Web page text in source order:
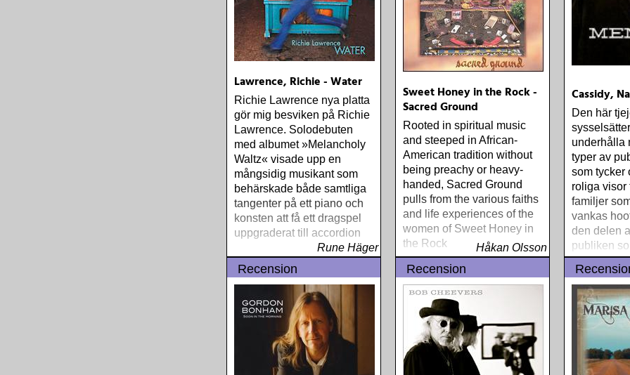
Lawrence, Richie - Water
Richie Lawrence nya platta
gör mig besviken på Richie
Lawrence. Solodebuten
med albumet »Melancholy
Waltz« visade upp en
mångsidig musikant som
behärskade både samtliga
tangenter på ett piano och
konsten att få ett dragspel
uppgraderat till accordion
Rune Häger
Sweet Honey in the Rock -
Sacred Ground
Rooted in spiritual music
and steeped in African-
American tradition without
being preachy or heavy-
handed, Sacred Ground
pulls from the various faiths
and life experiences of the
women of Sweet Honey in
the Rock
Håkan Olsson
Cassidy,
Den här
underhålla
typer av
som tycker
roliga visor
familjer
vankas
den delen
publiken
lyssna och
blues och
kan kallas
Recension Recension